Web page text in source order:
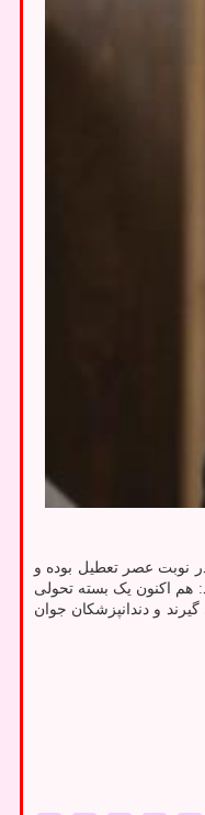
نوبت عصر تعطیل بوده و
هم اکنون یک بسته تحولی
و دندانپزشکان جوان